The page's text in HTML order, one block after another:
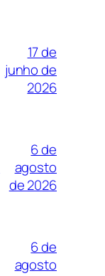
17 de
junho de
2026
6 de
agosto
de 2026
6 de
agosto